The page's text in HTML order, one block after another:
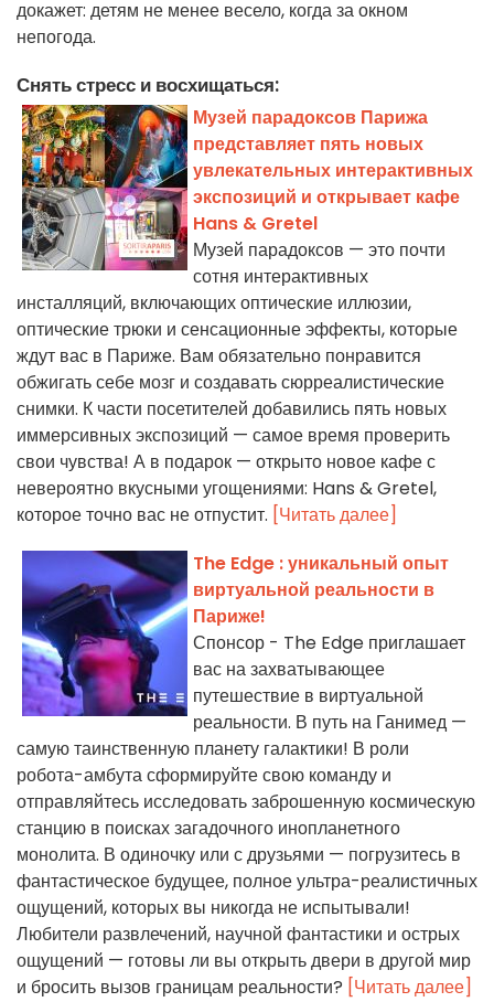
докажет: детям не менее весело, когда за окном
непогода.
Снять стресс и восхищаться:
Музей парадоксов Парижа
представляет пять новых
увлекательных интерактивных
экспозиций и открывает кафе
Hans & Gretel
Музей парадоксов — это почти
сотня интерактивных
инсталляций, включающих оптические иллюзии,
оптические трюки и сенсационные эффекты, которые
ждут вас в Париже. Вам обязательно понравится
обжигать себе мозг и создавать сюрреалистические
снимки. К части посетителей добавились пять новых
иммерсивных экспозиций — самое время проверить
свои чувства! А в подарок — открыто новое кафе с
невероятно вкусными угощениями: Hans & Gretel,
которое точно вас не отпустит. [Читать далее]
The Edge : уникальный опыт
виртуальной реальности в
Париже!
Спонсор - The Edge приглашает
вас на захватывающее
путешествие в виртуальной
реальности. В путь на Ганимед —
самую таинственную планету галактики! В роли
робота-амбута сформируйте свою команду и
отправляйтесь исследовать заброшенную космическую
станцию в поисках загадочного инопланетного
монолита. В одиночку или с друзьями — погрузитесь в
фантастическое будущее, полное ультра-реалистичных
ощущений, которых вы никогда не испытывали!
Любители развлечений, научной фантастики и острых
ощущений — готовы ли вы открыть двери в другой мир
и бросить вызов границам реальности? [Читать далее]